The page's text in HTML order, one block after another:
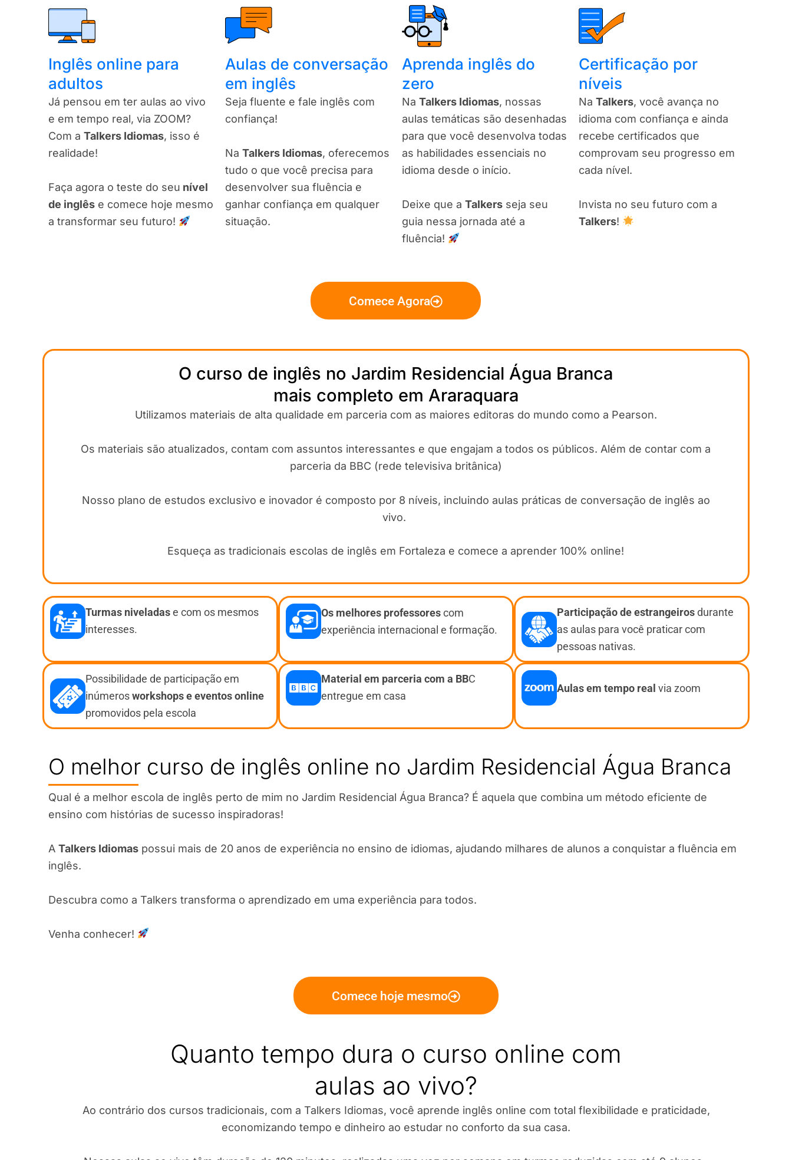
Inglês online para
adultos
Já pensou em ter aulas ao vivo
e em tempo real, via ZOOM?
Com a Talkers Idiomas, isso é
realidade!
Faça agora o teste do seu nível
de inglês e comece hoje mesmo
a transformar seu futuro!
Aulas de conversação
em inglês
Seja fluente e fale inglês com
confiança!
Na Talkers Idiomas, oferecemos
tudo o que você precisa para
desenvolver sua fluência e
ganhar confiança em qualquer
situação.
Aprenda inglês do
zero
Na Talkers Idiomas, nossas
aulas temáticas são desenhadas
para que você desenvolva todas
as habilidades essenciais no
idioma desde o início.
Deixe que a Talkers seja seu
guia nessa jornada até a
fluência!
Certificação por
níveis​
Na Talkers, você avança no
idioma com confiança e ainda
recebe certificados que
comprovam seu progresso em
cada nível.
Invista no seu futuro com a
Talkers!
Comece Agora
O curso de inglês no Jardim Residencial Água Branca
mais completo em Araraquara
Utilizamos materiais de alta qualidade em parceria com as maiores editoras do mundo como a Pearson.
Os materiais são atualizados, contam com assuntos interessantes e que engajam a todos os públicos. Além de contar com a
parceria da BBC (rede televisiva britânica)
Nosso plano de estudos exclusivo e inovador é composto por 8 níveis, incluindo aulas práticas de conversação de inglês ao
vivo.
Esqueça as tradicionais escolas de inglês em Fortaleza e comece a aprender 100% online!
Turmas niveladase com os mesmos
interesses.
Os melhores professorescom
experiência internacional e formação.
Participação de estrangeirosdurante
as aulas para você praticar com
pessoas nativas.
Possibilidade de participação em
inúmerosworkshops e eventosonline
promovidos pela escola
Material em parceria com a BBC
entregue em casa
Aulas em tempo real via zoom
O melhor curso de inglês online no Jardim Residencial Água Branca
Qual é a melhor escola de inglês perto de mim no Jardim Residencial Água Branca? É aquela que combina um método eficiente de
ensino com histórias de sucesso inspiradoras!
A Talkers Idiomas possui mais de 20 anos de experiência no ensino de idiomas, ajudando milhares de alunos a conquistar a fluência em
inglês.
Descubra como a Talkers transforma o aprendizado em uma experiência para todos.
Venha conhecer!
Comece hoje mesmo
Quanto tempo dura o curso online com
aulas ao vivo?
Ao contrário dos cursos tradicionais, com a Talkers Idiomas, você aprende inglês online com total flexibilidade e praticidade,
economizando tempo e dinheiro ao estudar no conforto da sua casa.